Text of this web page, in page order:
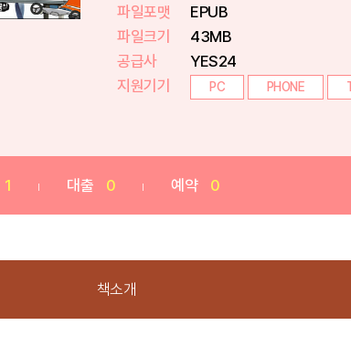
파일포맷
EPUB
파일크기
43MB
공급사
YES24
지원기기
PC PHONE
1 대출 0 예약 0
책소개